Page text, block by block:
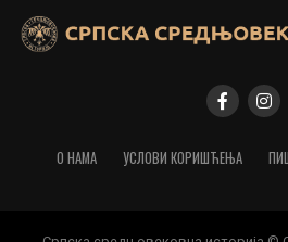
О НАМА УСЛОВИ КОРИШЋЕЊА